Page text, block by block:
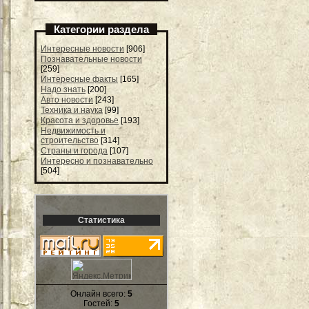
Категории раздела
Интересные новости [906]
Познавательные новости
[259]
Интересные факты [165]
Надо знать [200]
Авто новости [243]
Техника и наука [99]
Красота и здоровье [193]
Недвижимость и
строительство [314]
Страны и города [107]
Интересно и познавательно
[504]
Статистика
Онлайн всего: 5
Гостей: 5